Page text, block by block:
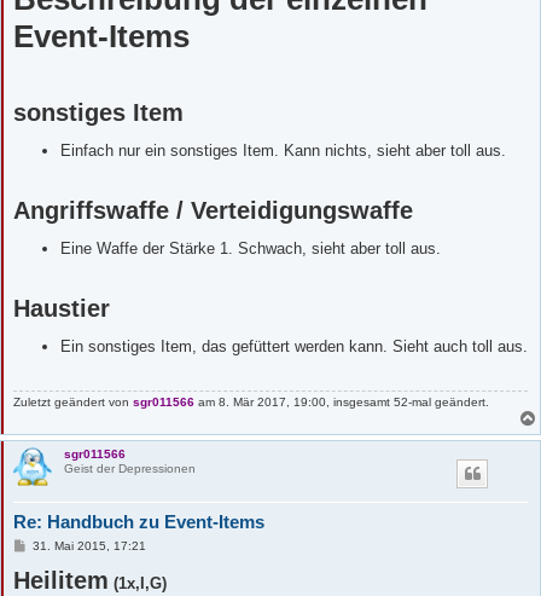
a
g
Event-Items
sonstiges Item
Einfach nur ein sonstiges Item. Kann nichts, sieht aber toll aus.
Angriffswaffe / Verteidigungswaffe
Eine Waffe der Stärke 1. Schwach, sieht aber toll aus.
Haustier
Ein sonstiges Item, das gefüttert werden kann. Sieht auch toll aus.
Zuletzt geändert von sgr011566 am 8. Mär 2017, 19:00, insgesamt 52-mal geändert.
sgr011566
Geist der Depressionen
Re: Handbuch zu Event-Items
B
i
t
31. Mai 2015, 17:21
Heilitem (1x,I,G)